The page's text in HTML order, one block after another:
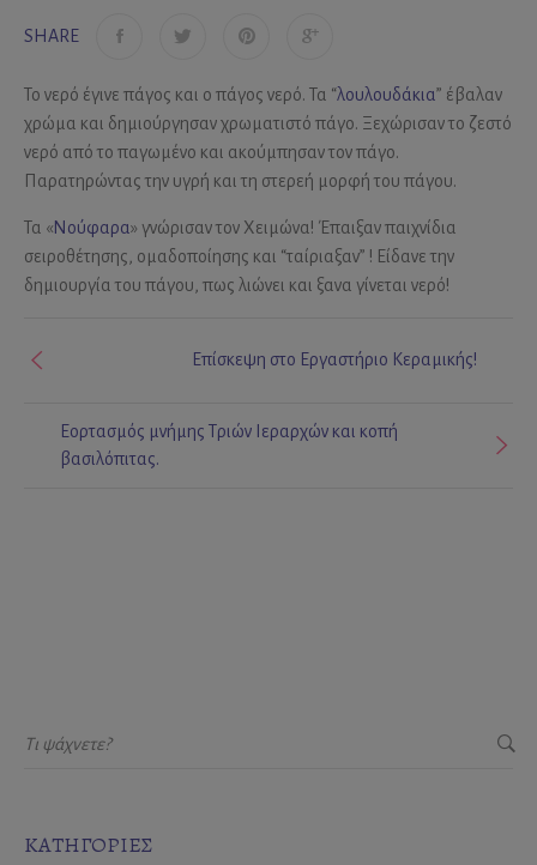
SHARE
Το νερό έγινε πάγος και ο πάγος νερό. Τα “λουλουδάκια” έβαλαν
χρώμα και δημιούργησαν χρωματιστό πάγο. Ξεχώρισαν το ζεστό
νερό από το παγωμένο και ακούμπησαν τον πάγο.
Παρατηρώντας την υγρή και τη στερεή μορφή του πάγου.
Τα «Νούφαρα» γνώρισαν τον Χειμώνα! Έπαιξαν παιχνίδια
σειροθέτησης, ομαδοποίησης και “ταίριαξαν” ! Είδανε την
δημιουργία του πάγου, πως λιώνει και ξανα γίνεται νερό!
Εορτασμός μνήμης Τριών Ιεραρχών και κοπή
βασιλόπιτας.
Επίσκεψη στο Εργαστήριο Κεραμικής!
KΑΤΗΓΟΡΊΕΣ